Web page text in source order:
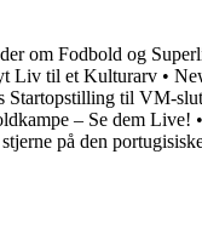
om Fodbold og
Liv til et Kulturarv •
Startopstilling til VM-
– Se dem Live! •
på den